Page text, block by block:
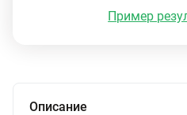
Пример
Описание